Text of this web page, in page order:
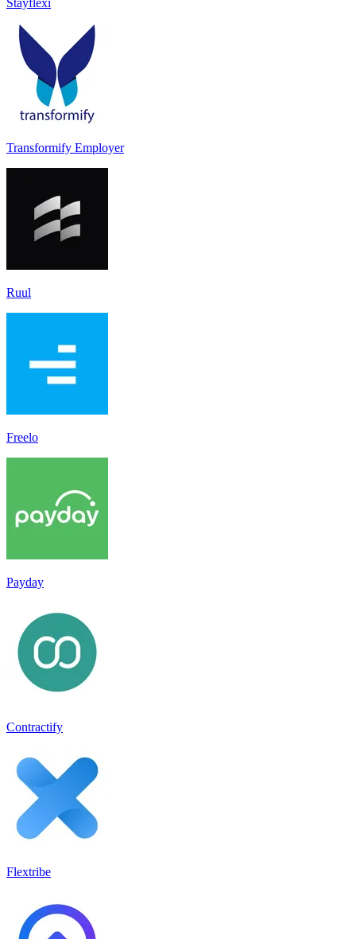
Transformify Employer
Ruul
Freelo
Payday
Contractify
Flextribe